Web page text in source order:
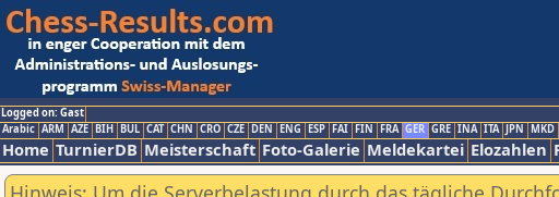
Logged on: Gast
Arabic ARM AZE BIH BUL CAT CHN CRO CZE DEN ENG ESP FAI FIN FRA GER GRE INA ITA JPN MKD
Home TurnierDB Meisterschaft Foto-Galerie Meldekartei Elozahlen